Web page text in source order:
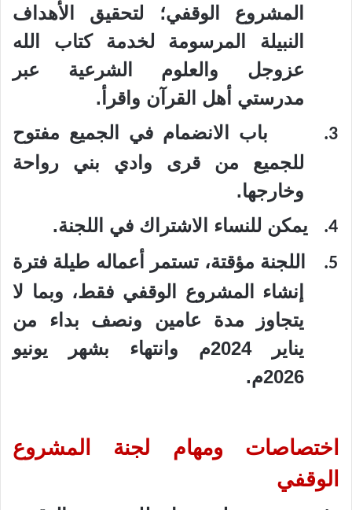
المشروع الوقفي؛ لتحقيق الأهداف
النبيلة المرسومة لخدمة كتاب الله
عزوجل والعلوم الشرعية عبر
مدرستي أهل القرآن واقرأ.
3.
باب الانضمام في الجميع مفتوح
للجميع من قرى وادي بني رواحة
وخارجها.
4. يمكن للنساء الاشتراك في اللجنة.
5.
اللجنة مؤقتة، تستمر أعماله طيلة فترة
إنشاء المشروع الوقفي فقط، وبما لا
يتجاوز مدة عامين ونصف بداء من
يناير 2024م وانتهاء بشهر يونيو
2026م.
اختصاصات ومهام لجنة المشروع
الوقفي